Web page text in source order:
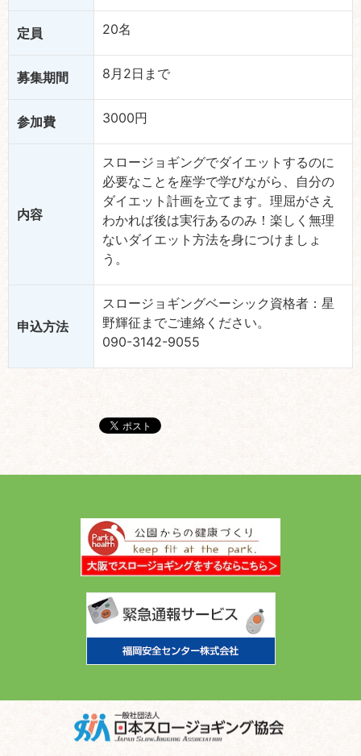
定員 20名
募集期間 8月2日まで
参加費 3000円
内容
スロージョギングでダイエットするのに
必要なことを座学で学びながら、自分の
ダイエット計画を立てます。理屈がさえ
わかれば後は実行あるのみ！楽しく無理
ないダイエット方法を身につけましょ
う。
申込方法
スロージョギングベーシック資格者：星
野輝征までご連絡ください。
090-3142-9055